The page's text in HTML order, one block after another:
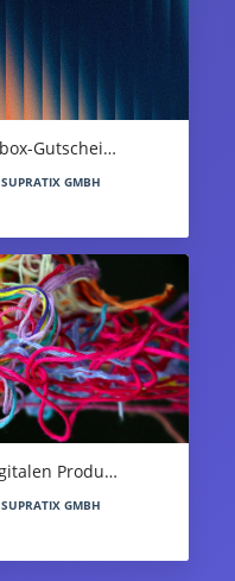
Gutschei…
GMBH
Produ…
GMBH